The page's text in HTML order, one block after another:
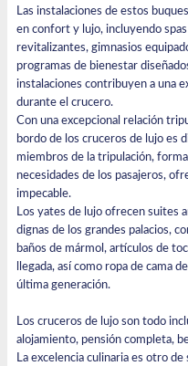
Las instalaciones de estos
en confort y lujo, incluyendo
revitalizantes, gimnasios
programas de bienestar
instalaciones contribuyen a una
durante el crucero.
Con una excepcional relación
bordo de los cruceros de lujo es
miembros de la tripulación,
necesidades de los pasajeros,
impecable.
Los yates de lujo ofrecen suites
dignas de los grandes palacios,
baños de mármol, artículos de
llegada, así como ropa de cama
última generación.
Los cruceros de lujo son todo
alojamiento, pensión completa,
La excelencia culinaria es otro